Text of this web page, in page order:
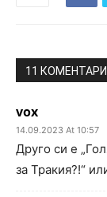
11 КОМЕНТАРИ
vox
14.09.2023 At 10:57
Друго си е
за Тракия?!“